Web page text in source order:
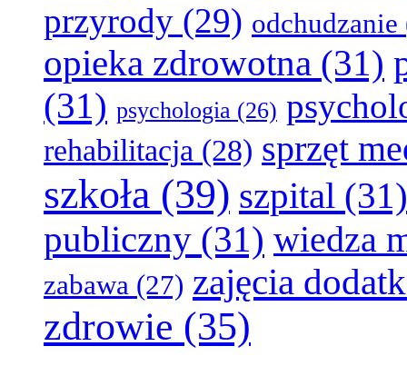
przyrody (29) odchudzanie
opieka zdrowotna (31)
(31) psychologia (26)
rehabilitacja (28) sprzęt
szkoła (39) szpital (31)
publiczny (31) wiedza
zabawa (27) zajęcia
zdrowie (35)